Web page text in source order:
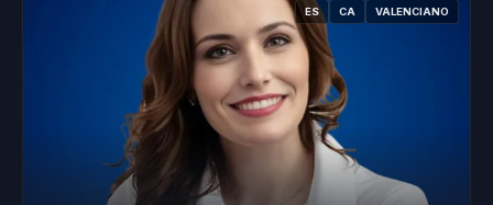
ES CA VALENCIANO